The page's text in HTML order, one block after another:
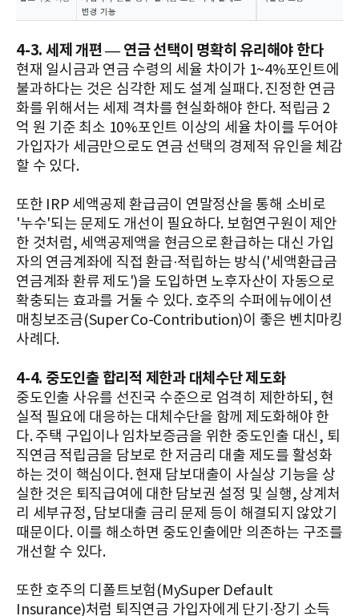
4-3. 세제 개편 — 연금 선택이 명확히 유리해야 한다
현재 일시금과 연금 수령의 세율 차이가 1~4%포인트에
불과하다는 것은 심각한 제도 설계 실패다. 진정한 연금
화를 위해서는 세제 격차를 현실화해야 한다. 적립금 2
억 원 기준 최소 10%포인트 이상의 세율 차이를 두어야
가입자가 세금만으로도 연금 선택의 경제적 유인을 체감
할 수 있다.
또한 IRP 세액공제 환급금이 연말정산을 통해 소비로
'누수'되는 문제도 개선이 필요하다. 보험연구원이 제안
한 것처럼, 세액공제액을 현금으로 환급하는 대신 가입
자의 연금계좌에 직접 환급·적립하는 방식('세액환급금
연금계좌 환류 제도')을 도입하면 노후자산이 자동으로
확충되는 효과를 거둘 수 있다. 호주의 수퍼에뉴에이션
매칭보조금(Super Co-Contribution)이 좋은 벤치마킹
사례다.
4-4. 중도인출 합리적 제한과 대체수단 제도화
중도인출 사유를 선진국 수준으로 엄격히 제한하되, 현
실적 필요에 대응하는 대체수단을 함께 제도화해야 한
다. 주택 구입이나 임차보증금을 위한 중도인출 대신, 퇴
직연금 적립금을 담보로 한 저금리 대출 제도를 활성화
하는 것이 핵심이다. 현재 담보대출이 사실상 기능을 상
실한 것은 퇴직급여에 대한 담보권 설정 및 실행, 상계처
리 세부규정, 담보대출 금리 문제 등이 해결되지 않았기
때문이다. 이를 해소하면 중도인출에만 의존하는 구조를
개선할 수 있다.
또한 호주의 디폴트보험(MySuper Default
Insurance)처럼 퇴직연금 가입자에게 단기·장기 소득